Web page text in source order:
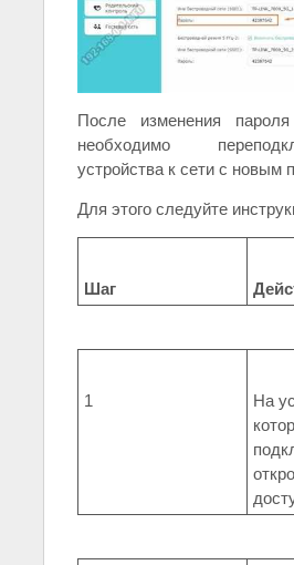
После изменения
необходимо
устройства к сети с новым
Для этого следуйте
Шаг
1
На